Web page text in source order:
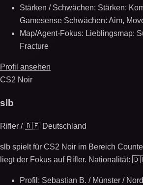
Stärken / Schwächen: Stärken:
Gamesense Schwächen: Aim,
Map/Agent-Fokus: Lieblingsmap:
Fracture
Profil ansehen
CS2 Noir
slb
Rifler / 🇩🇪 Deutschland
slb spielt für CS2 Noir im Bereich
liegt der Fokus auf Rifler. Nationalität:
Profil: Sebastian B. / Münster /